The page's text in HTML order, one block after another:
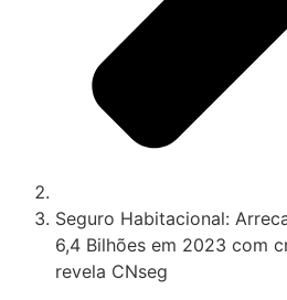
Seguro Habitacional:
6,4 Bilhões em 2023 com
revela CNseg